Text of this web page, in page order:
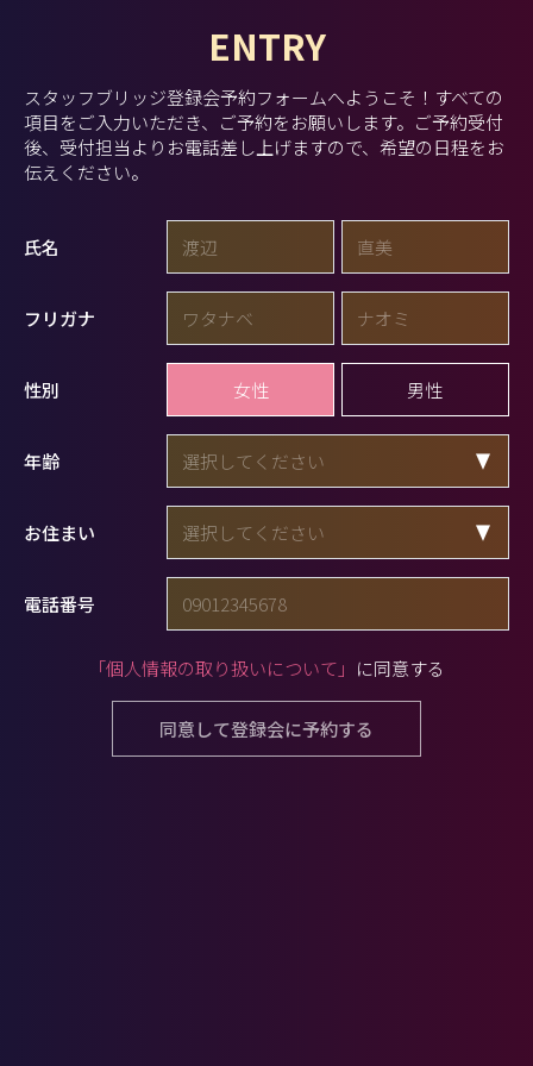
ENTRY
スタッフブリッジ登録会予約フォームへようこそ！ すべての
項目をご入力いただき、ご予約をお願いします。 ご予約受付
後、受付担当よりお電話差し上げますので、希望の日程をお
伝えください。
氏名
フリガナ
性別 女性 男性
年齢
お住まい
電話番号
「個人情報の取り扱いについて」 に同意する
同意して登録会に予約する